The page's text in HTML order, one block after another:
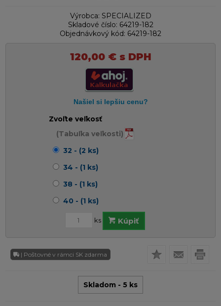
Výrobca: SPECIALIZED
Skladové číslo: 64219-182
Objednávkový kód: 64219-182
120,00 €s DPH
Zvoľte veľkosť
(Tabuľka veľkosti)
32 - (2 ks)
34 - (1 ks)
38 - (1 ks)
40 - (1 ks)
ks Kúpiť
| Poštovné v rámci SK zdarma
Skladom - 5 ks